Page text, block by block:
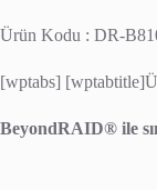
Ürün Kodu : DR-
[wptabs]
BeyondRAID® ile